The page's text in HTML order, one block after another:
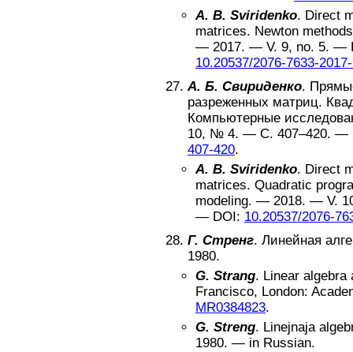
A. B. Sviridenko. Direct
matrices. Newton methods
— 2017. — V. 9, no. 5. —
10.20537/2076-7633-
А. Б. Свириденко.
разреженных матриц.
Компьютерные
10, № 4. — С. 407–420. —
407-420.
A. B. Sviridenko. Direct
matrices. Quadratic
modeling. — 2018. — V.
— DOI: 10.20537/2076-
Г. Стренг. Линейная
1980.
G. Strang. Linear
Francisco, London:
MR0384823.
G. Streng. Linejnaja
1980. — in Russian.